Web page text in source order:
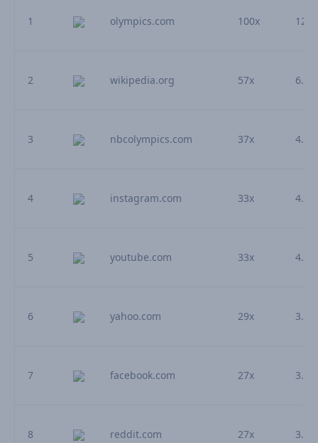
1 olympics.com 100x
2 wikipedia.org 57x
3 nbcolympics.com 37x
4 instagram.com 33x
5 youtube.com 33x
6 yahoo.com 29x
7 facebook.com 27x
8 reddit.com 27x